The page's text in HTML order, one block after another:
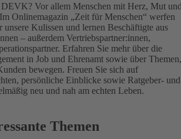
DEVK? Vor allem Menschen mit Herz, Mut
Onlinemagazin „Zeit für Menschen“ werfen
Kulissen und lernen Beschäftigte aus
– außerdem Vertriebspartner:innen,
Erfahren Sie mehr über die
in Job und Ehrenamt sowie über Themen,
bewegen. Freuen Sie sich auf
persönliche Einblicke sowie Ratgeber- und
neu und nah am echten Leben.
Themen